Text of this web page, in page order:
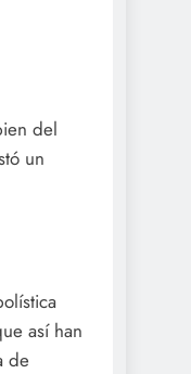
del
un
así han
de